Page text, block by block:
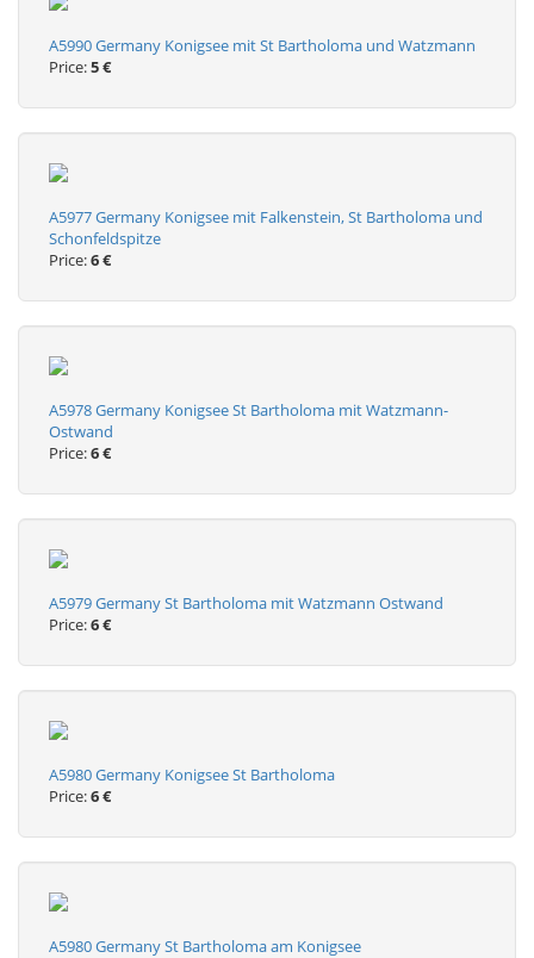
A5990 Germany Konigsee mit St Bartholoma und Watzmann
Price:5 €
A5977 Germany Konigsee mit Falkenstein, St Bartholoma und
Schonfeldspitze
Price:6 €
A5978 Germany Konigsee St Bartholoma mit Watzmann-
Ostwand
Price:6 €
A5979 Germany St Bartholoma mit Watzmann Ostwand
Price:6 €
A5980 Germany Konigsee St Bartholoma
Price:6 €
A5980 Germany St Bartholoma am Konigsee